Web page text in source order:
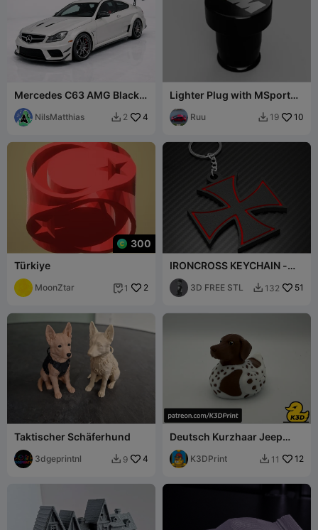
Mercedes C63 AMG Black
Series
NilsMatthias  2 4
Lighter Plug with MSport
logo
Ruu  19 10
300
Türkiye
MoonZtar  1 2
IRONCROSS KEYCHAIN -
MALTA CROSS
3D FREE STL  132 51
Taktischer Schäferhund
3dgeprintnl  9 4
Deutsch Kurzhaar Jeep
Cruise Ente
K3DPrint  11 12